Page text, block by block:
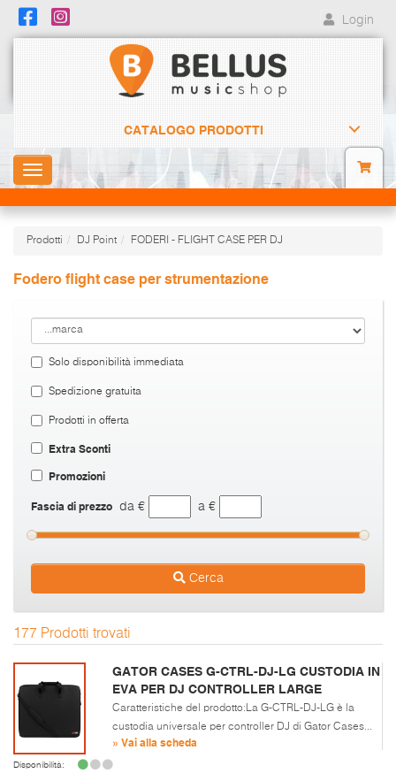
Login
CATALOGO PRODOTTI
Toggle
navigation
Prodotti DJ Point FODERI - FLIGHT CASE PER DJ
Fodero flight case per strumentazione
Solo disponibilità immediata
Spedizione gratuita
Prodotti in offerta
Extra Sconti
Promozioni
Fascia di prezzo da € a €
Cerca
177 Prodotti trovati
GATOR CASES G-CTRL-DJ-LG CUSTODIA IN
EVA PER DJ CONTROLLER LARGE
Caratteristiche del prodotto:La G-CTRL-DJ-LG è la
custodia universale per controller DJ di Gator Cases...
» Vai alla scheda
Disponibilità: